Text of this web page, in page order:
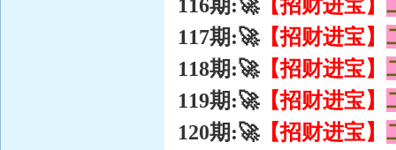
116期:🚀【招财进宝】
117期:🚀【招财进宝】
118期:🚀【招财进宝】
119期:🚀【招财进宝】
120期:🚀【招财进宝】